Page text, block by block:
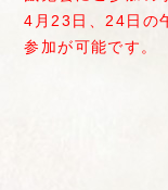
4月23日、24日の
参加が可能です。